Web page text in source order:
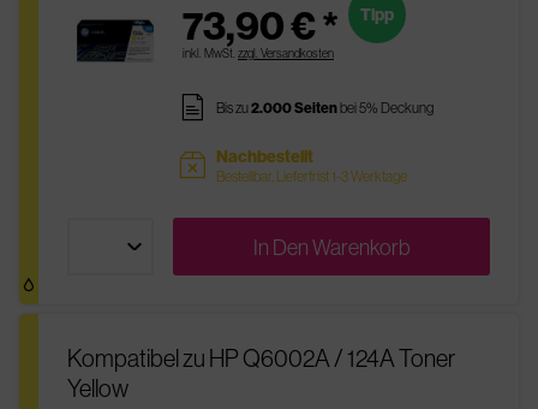
73,90 € *
inkl. MwSt. zzgl. Versandkosten
Tipp
pages Bis zu2.000 Seitenbei 5% Deckung
sold Nachbestellt
Bestellbar, Lieferfrist 1-3 Werktage
In DenWarenkorb
Kompatibel zu HP Q6002A / 124A Toner
Yellow